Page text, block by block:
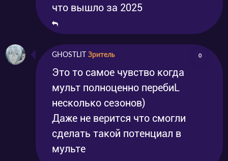
что вышло за 2025
GHOSTLIT Зритель 0
Это то самое чувство когда
мульт полноценно перебиL
несколько сезонов)
Даже не верится что смогли
сделать такой потенциал в
мульте